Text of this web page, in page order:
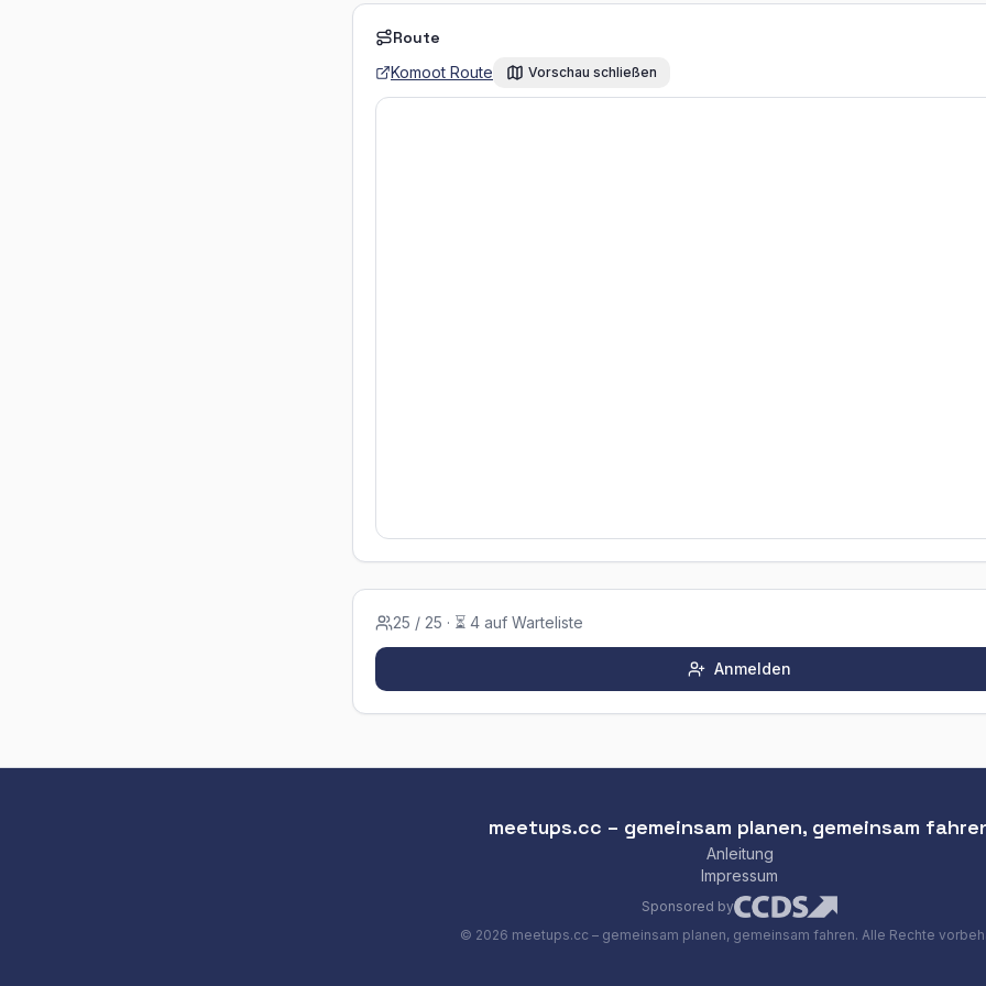
Route
Komoot Route Vorschau schließen
25 / 25 · ⏳ 4 auf Warteliste
Anmelden
meetups.cc – gemeinsam planen, gemeinsam
Anleitung
Impressum
Sponsored by
© 2026 meetups.cc – gemeinsam planen, gemeinsam fahren. Alle Rechte